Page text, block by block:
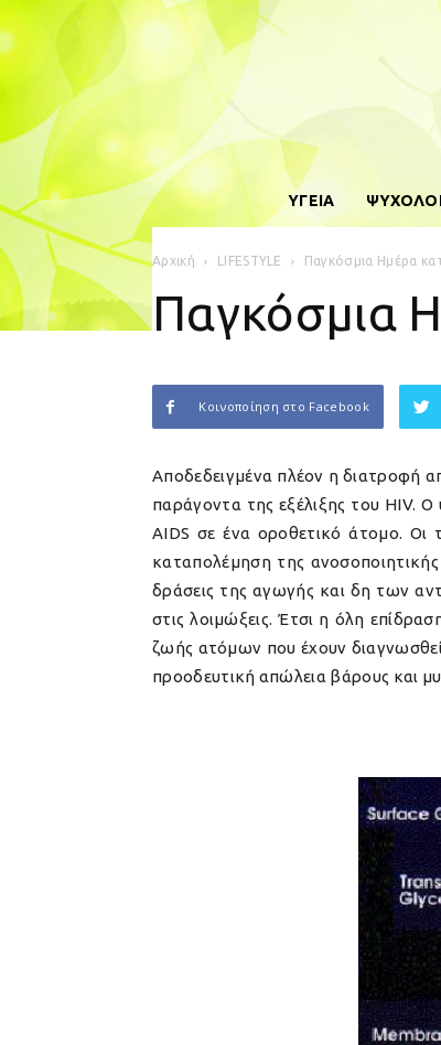
ΥΓΕΙΑ
Αρχική LIFESTYLE Παγκόσμια Ημέρα
Παγκόσμια
Κοινοποίηση στο Facebook
Αποδεδειγμένα πλέον η διατροφή
παράγοντα της εξέλιξης του HIV.
AIDS σε ένα οροθετικό άτομο. Οι
καταπολέμηση της
δράσεις της αγωγής και δη των
στις λοιμώξεις. Έτσι η όλη
ζωής ατόμων που έχουν
προοδευτική απώλεια βάρους και